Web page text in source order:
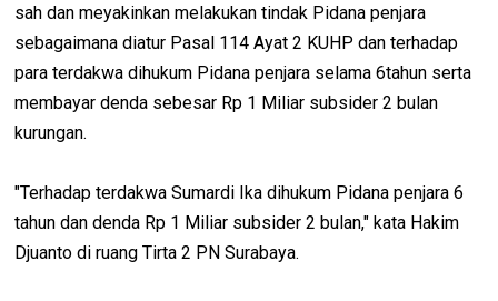
sah dan meyakinkan melakukan tindak Pidana penjara
sebagaimana diatur Pasal 114 Ayat 2 KUHP dan terhadap
para terdakwa dihukum Pidana penjara selama 6tahun serta
membayar denda sebesar Rp 1 Miliar subsider 2 bulan
kurungan.
"Terhadap terdakwa Sumardi Ika dihukum Pidana penjara 6
tahun dan denda Rp 1 Miliar subsider 2 bulan," kata Hakim
Djuanto di ruang Tirta 2 PN Surabaya.